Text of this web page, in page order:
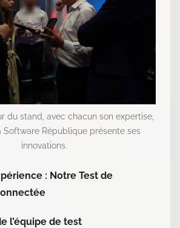
du stand, avec chacun son expertise,
Software République présente ses
innovations.
: Notre Test de
l’équipe de test